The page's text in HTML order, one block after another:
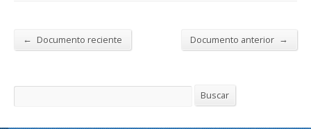
← Documento reciente Documento anterior →
Buscar Buscar